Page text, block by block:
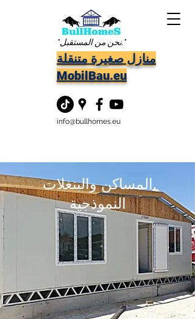
"نحن من المستقبل."
منازل صغيرة متنقلة
MobilBau.eu
info@bullhomes.eu
المساكن والبنغلات
النموذجية